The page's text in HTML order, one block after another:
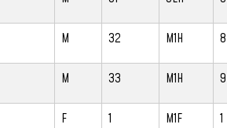
M 32 M1H 8
M 33 M1H 9
F 1 M1F 1